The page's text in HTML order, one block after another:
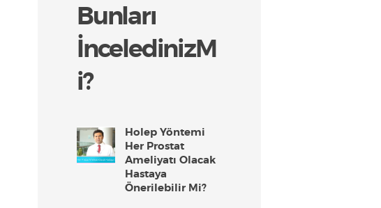
Bunları
İnceledinizM
i?
Holep Yöntemi
Her Prostat
Ameliyatı Olacak
Hastaya
Önerilebilir Mi?